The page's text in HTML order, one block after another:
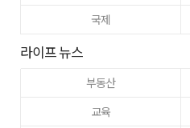
국제
라이프 뉴스
부동산
교육